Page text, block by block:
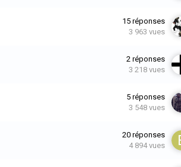
15 réponses
3 963 vues
2 réponses
3 218 vues
5 réponses
3 548 vues
20 réponses
4 894 vues